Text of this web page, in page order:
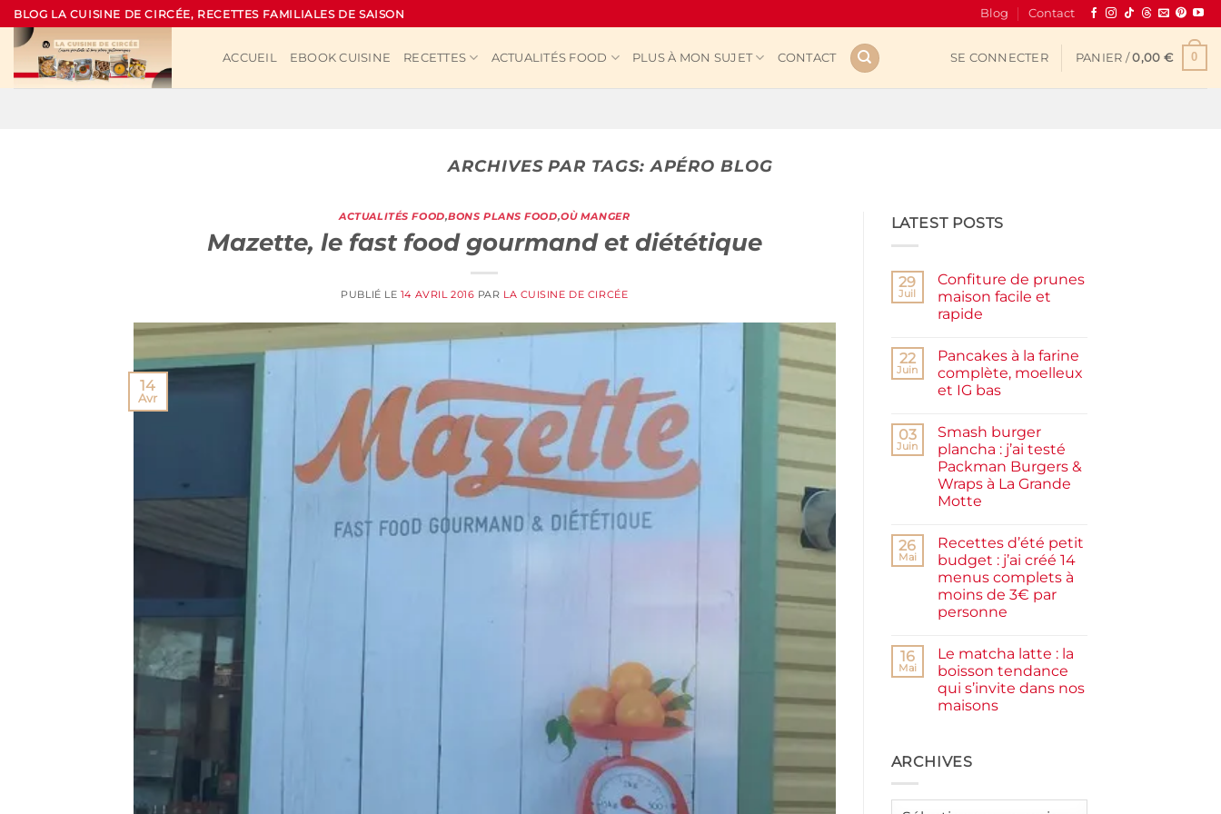
Passer
au
contenu
BLOG LA CUISINE DE CIRCÉE, RECETTES FAMILIALES DE SAISON Blog Contact
ACCUEIL EBOOK CUISINE RECETTES ACTUALITÉS FOOD PLUS À MON SUJET CONTACT SE CONNECTER PANIER /0,00 € 0
ARCHIVES PAR TAGS:APÉRO BLOG
ACTUALITÉS FOOD,BONS PLANS FOOD,OÙ MANGER
Mazette, le fast food gourmand et diététique
PUBLIÉ LE 14 AVRIL 2016 PAR LA CUISINE DE CIRCÉE
14
Avr
LATEST POSTS
29
Juil
Confiture de prunes
maison facile et
rapide
sur
Confiture
de
prunes
et
rapide
22
Juin
Pancakes à la farine
complète, moelleux
et IG bas
sur
Pancakes
à
la
farine
complète,
moelleux
bas
03
Juin
Smash burger
plancha : j’ai testé
Packman Burgers &
Wraps à La Grande
Motte
sur
Smash
burger
plancha :
j’ai
testé
Packman
à
La
Grande
Motte
26
Mai
Recettes d’été petit
budget : j’ai créé 14
menus complets à
moins de 3€ par
personne
sur
Recettes
d’été
petit
budget
menus
complets
16
Mai
Le matcha latte : la
boisson tendance
qui s’invite dans nos
maisons
Le
matcha
ARCHIVES
Archives